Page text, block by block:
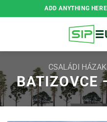
to
ADD ANYTHING
CSALÁDI HÁZAK
BATIZOVCE